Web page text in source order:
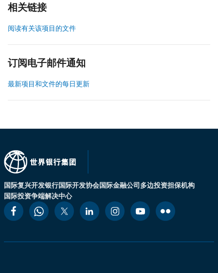
相关链接
阅读有关该项目的文件
订阅电子邮件通知
最新项目和文件的每日更新
国际复兴开发银行国际开发协会国际金融公司多边投资担保机构
国际投资争端解决中心